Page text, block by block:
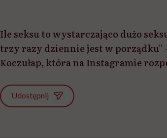
Ile seksu to wystarczająco dużo
trzy razy dziennie jest w porządku”
Koczułap, która na Instagramie
Udostępnij